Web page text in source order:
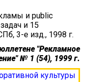
и public
и 15
3-е изд., 1998 г.
"Рекламное
№ 1 (54), 1999 г.
культуры